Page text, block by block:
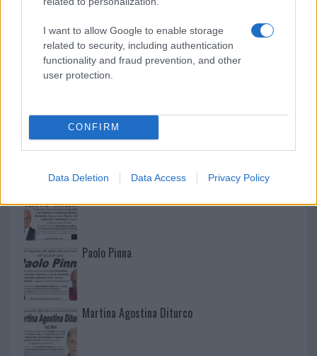
I want to allow Google to enable storage
related to security, including authentication
functionality and fraud prevention, and other
user protection.
CONFIRM
Data Deletion Data Access Privacy Policy
NECROLOGIE
Paolo Pinna
Martina Agostina Diturco